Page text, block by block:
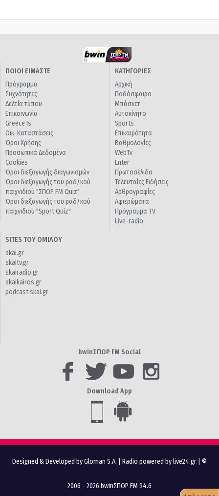
ΠΟΙΟΙ ΕΙΜΑΣΤΕ
Πρόγραμμα
Συχνότητες
Δελτία τύπου
Επικοινωνία
Greece Is
Οικ. Καταστάσεις
Όροι Χρήσης
Προσωπικά Δεδομένα
Cookies
Όροι διεξαγωγής διαγωνισμών
Όροι διεξαγωγής του ραδ/κού
παιχνιδιού "ΣΠΟΡ FM Quiz"
Όροι διεξαγωγής του ραδ/κού
παιχνιδιού "Sport Quiz"
ΚΑΤΗΓΟΡΙΕΣ
Αρχική
Ποδόσφαιρο
Μπάσκετ
Αυτοκίνητο
Sports
Επικαιρότητα
Βαθμολογίες
WebTv
Enter
Πρωτοσέλιδα
Τελευταίες Ειδήσεις
Αρθρογραφίες
Αφιερώματα
Πρόγραμμα TV
Live-radio
SITES ΤΟΥ ΟΜΙΛΟΥ
skai.gr
skaitv.gr
skairadio.gr
skaikairos.gr
podcast.skai.gr
bwinΣΠΟΡ FM Social
Download App
Designed & Developed by Gloman S.A. Radio powered by live24.gr | ©
2006 - 2026 bwinΣΠΟΡ FM 94.6